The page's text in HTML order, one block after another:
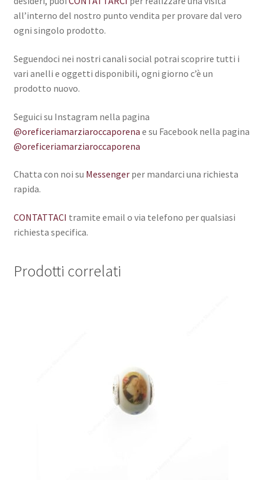
all’interno del nostro punto vendita per provare dal vero
ogni singolo prodotto.
Seguendoci nei nostri canali social potrai scoprire tutti i
vari anelli e oggetti disponibili, ogni giorno c’è un
prodotto nuovo.
Seguici su Instagram nella pagina
@oreficeriamarziaroccaporena e su Facebook nella pagina
@oreficeriamarziaroccaporena
Chatta con noi su Messengerper mandarci una richiesta
rapida.
CONTATTACI tramite email o via telefono per qualsiasi
richiesta specifica.
Prodotti correlati